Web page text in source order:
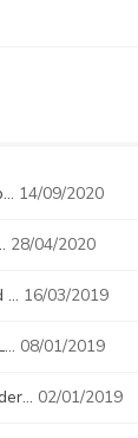
14/09/2020
28/04/2020
… 16/03/2019
08/01/2019
02/01/2019